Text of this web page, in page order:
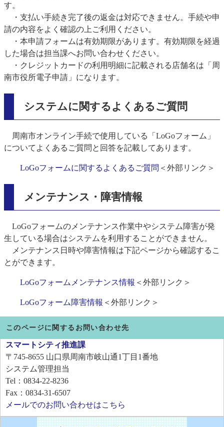
す。
・支払い手続き完了後の返金は対応できません。手続や申
請の内容をよく確認の上ご利用ください。
・本申請フォームは有効期限があります。有効期限を経過
した場合は担当課へお問い合わせください。
・クレジットカードの利用明細に記載される店舗名は「周
南市役所電子申請」になります。
システムに関するよくあるご質問
周南市オンライン手続で使用している「LoGoフォーム」
についてよくあるご質問と回答を記載してあります。
LoGoフォームに関するよくあるご質問 ＜外部リンク＞
メンテナンス・障害情報
LoGoフォームのメンテナンス作業中やシステム障害が発
生している場合はシステムを利用することができません。
メンテナンス日時や障害情報は下記ページから確認するこ
とができます。
LoGoフォームメンテナンス情報 ＜外部リンク＞
LoGoフォーム障害情報 ＜外部リンク＞
このページに関するお問い合わせ先
スマートシティ推進課
〒745-8655 山口県周南市岐山通1丁目1番地
システム管理担当
Tel：0834-22-8236
Fax：0834-31-6507
メールでのお問い合わせはこちら